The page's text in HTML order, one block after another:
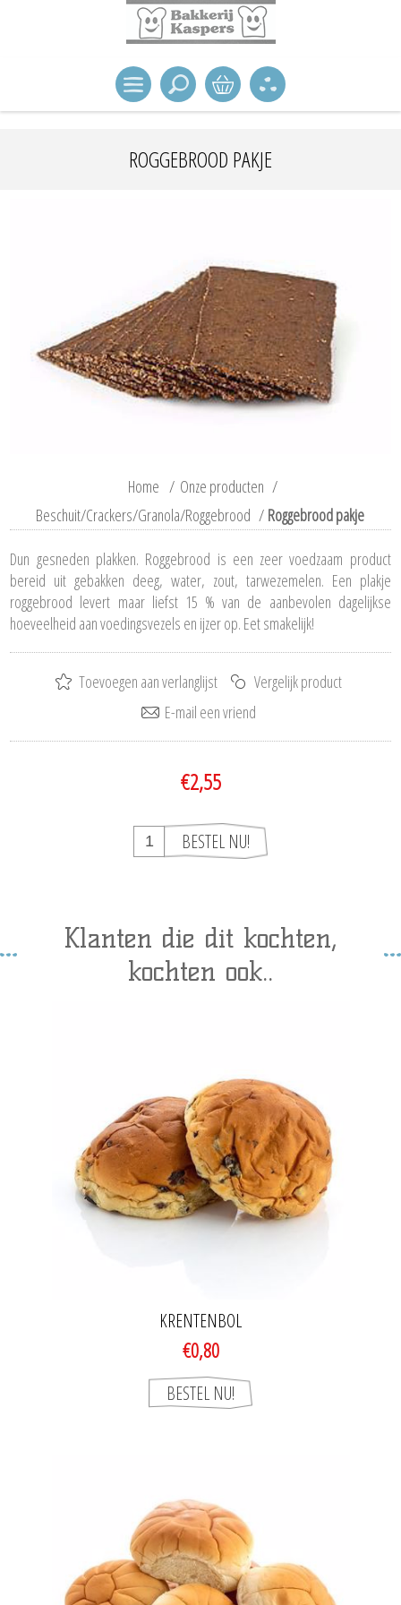
ROGGEBROOD PAKJE
Home / Onze producten /
Beschuit/Crackers/Granola/Roggebrood / Roggebrood pakje
Dun gesneden plakken. Roggebrood is een zeer voedzaam product
bereid uit gebakken deeg, water, zout, tarwezemelen. Een plakje
roggebrood levert maar liefst 15 % van de aanbevolen dagelijkse
hoeveelheid aan voedingsvezels en ijzer op. Eet smakelijk!
€2,55
Klanten die dit kochten,
kochten ook..
KRENTENBOL
€0,80